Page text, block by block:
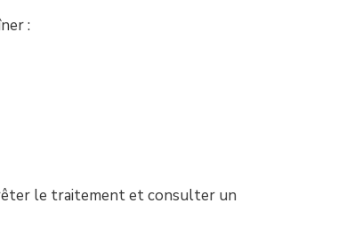
:
le traitement et consulter un